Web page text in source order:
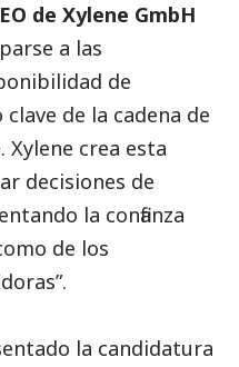
de Xylene GmbH
a las
de
clave de la cadena de
crea esta
decisiones de
la confianza
de los
la candidatura